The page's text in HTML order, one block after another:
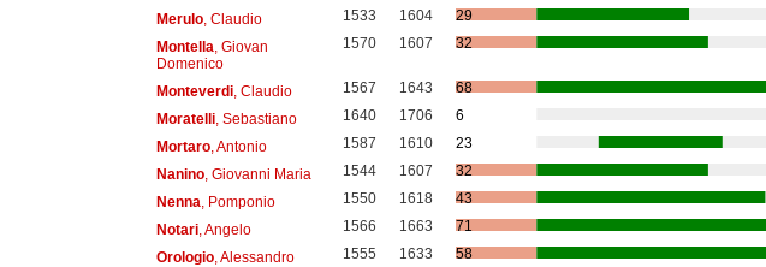
Merulo, Claudio 1533 1604
29
Montella , Giovan
Domenico
1570 1607 32
Monteverdi, Claudio 1567 1643
68
Moratelli, Sebastiano 1640 1706
6
Mortaro, Antonio 1587 1610
23
Nanino, Giovanni Maria 1544 1607
32
Nenna , Pomponio 1550 1618
43
Notari, Angelo 1566 1663
71
Orologio, Alessandro 1555 1633
58